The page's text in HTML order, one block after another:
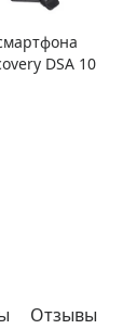
DSA 10
Отзывы